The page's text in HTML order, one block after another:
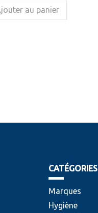
au panier
CATÉGORIES
Marques
Hygiène